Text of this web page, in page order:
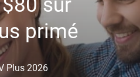
$80sur
primé
Plus 2026